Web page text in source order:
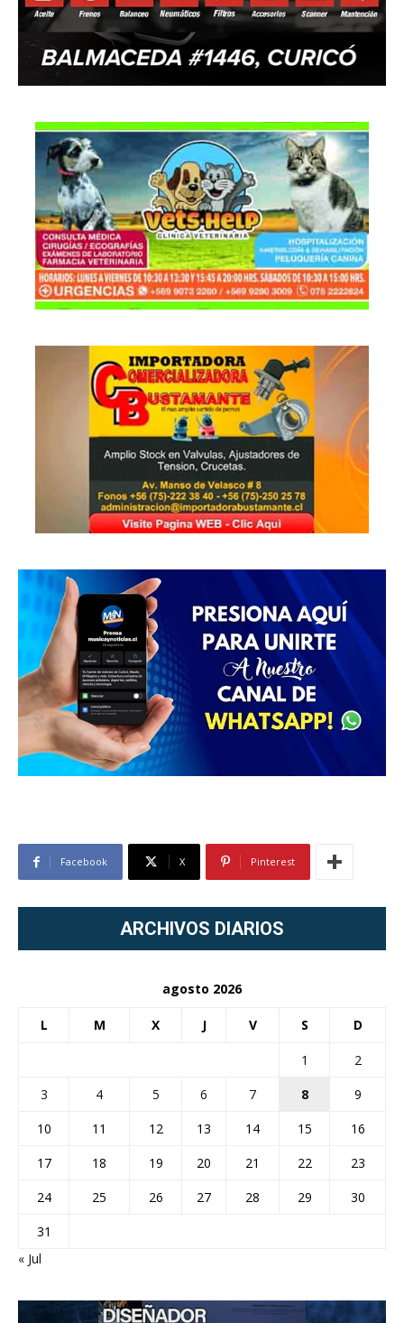
Facebook X Pinterest
ARCHIVOS DIARIOS
agosto 2026
L M X J V S D
1
2
3
4 5 6 7 8
9
10
11 12 13 14 15
16
17
18 19 20 21 22
23
24
25 26 27 28 29
30
31
« Jul